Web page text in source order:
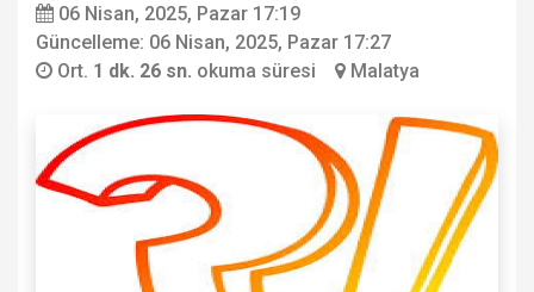
06 Nisan, 2025, Pazar 17:19
Güncelleme: 06 Nisan, 2025, Pazar 17:27
Ort. 1 dk. 26 sn. okuma süresi Malatya